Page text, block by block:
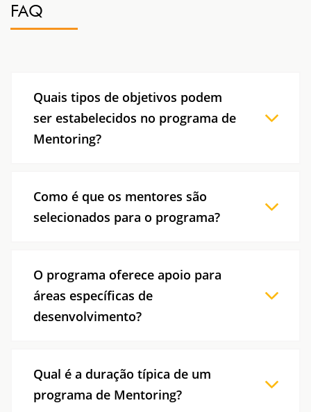
FAQ
Quais tipos de objetivos podem
ser estabelecidos no programa de
Mentoring?
desenvolvimento de competências de liderança
até a conquista de marcos específicos na
carreira, dependendo das necessidades
Como é que os mentores são
selecionados para o programa?
experiência e afinidade com os objetivos dos
mentees, garantindo uma combinação
adequada para promover a aprendizagem.
O programa oferece apoio para
áreas específicas de
desenvolvimento?
desenvolver competências específicas, como
liderança, comunicação, resolução de conflitos,
entre outras.
Qual é a duração típica de um
programa de Mentoring?